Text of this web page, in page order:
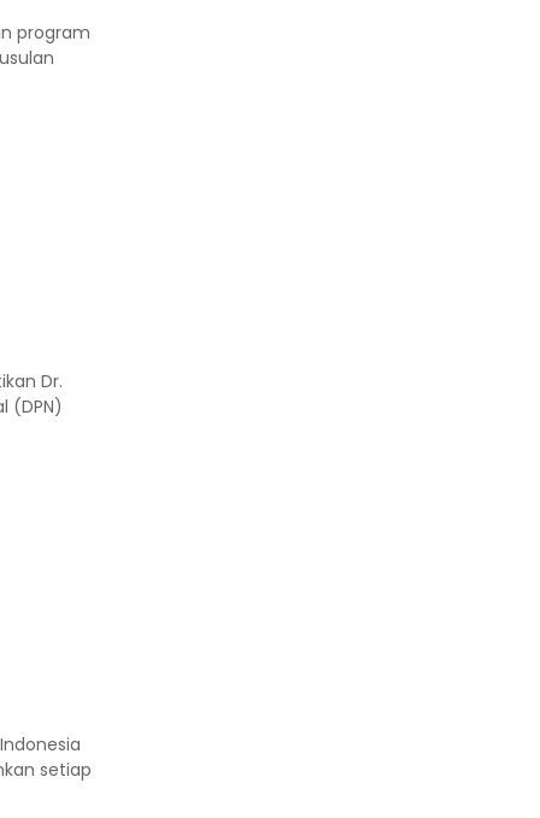
program
Dr.
(DPN)
setiap